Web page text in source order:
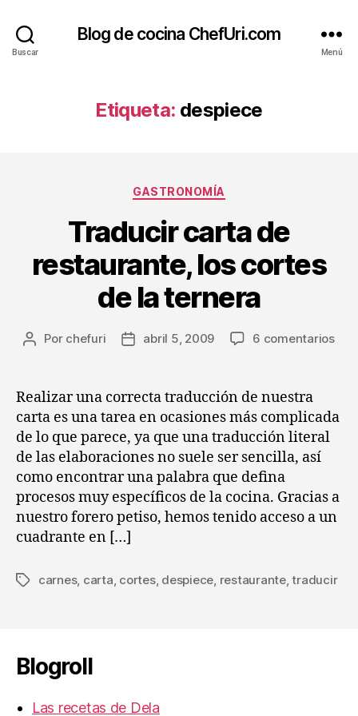
Buscar
Blog de cocina ChefUri.com
Menú
Etiqueta: despiece
Categorías
GASTRONOMÍA
Traducir carta de
restaurante, los cortes
de la ternera
Autor
entrada
Por chefuri
Fecha
entrada
abril 5, 2009 6 comentariosen
los
Realizar una correcta traducción de nuestra
carta es una tarea en ocasiones más complicada
de lo que parece, ya que una traducción literal
de las elaboraciones no suele ser sencilla, así
como encontrar una palabra que defina
procesos muy específicos de la cocina. Gracias a
nuestro forero petiso, hemos tenido acceso a un
cuadrante en […]
Etiquetas
carnes, carta cortes, despiece restaurante,traducir
Blogroll
Las recetas de Dela